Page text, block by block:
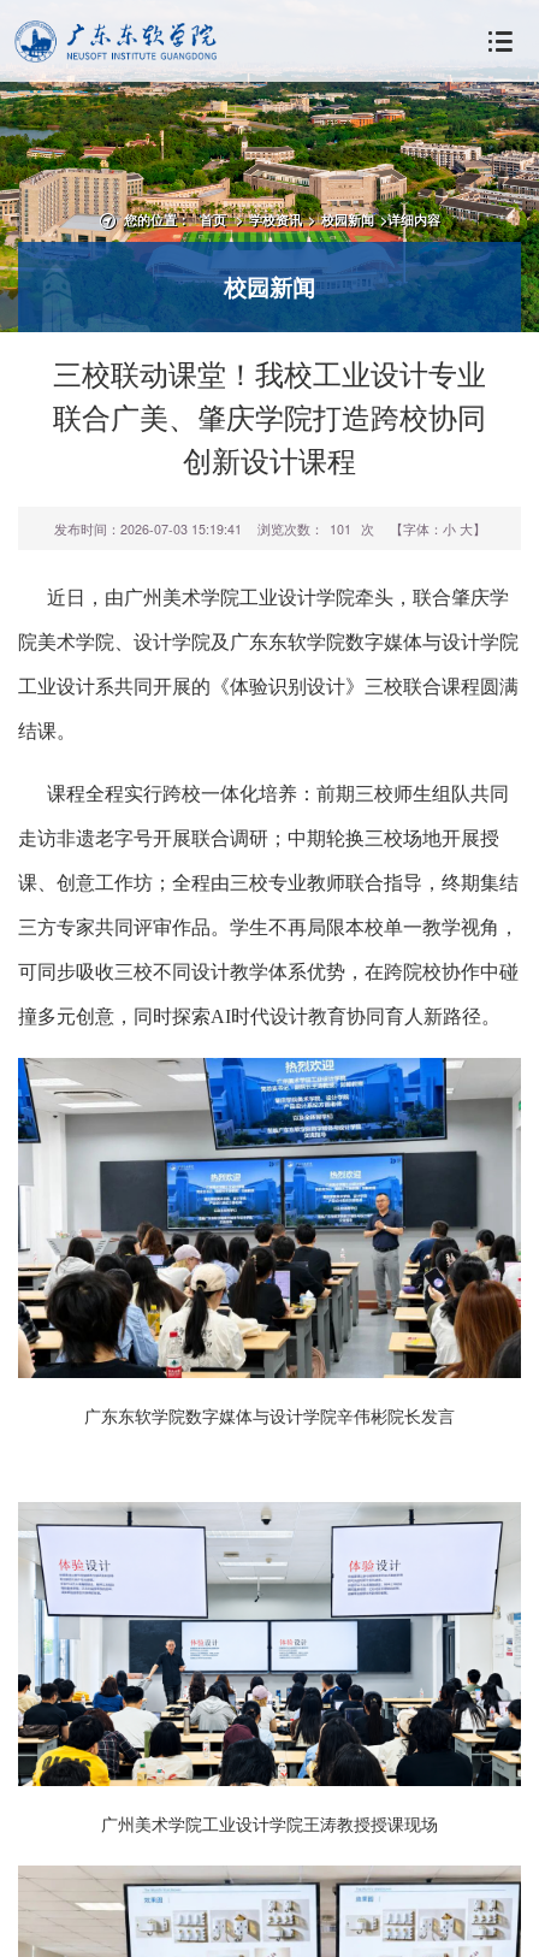
您的位置： 首页 > 学校资讯 > 校园新闻 >详细内容
校园新闻
三校联动课堂！我校工业设计专业
联合广美、肇庆学院打造跨校协同
创新设计课程
发布时间：2026-07-03 15:19:41 浏览次数： 101 次 【字体： 小 大】
近日，由广州美术学院工业设计学院牵头，联合肇庆学
院美术学院、设计学院及广东东软学院数字媒体与设计学院
工业设计系共同开展的《体验识别设计》三校联合课程圆满
结课。
课程全程实行跨校一体化培养：前期三校师生组队共同
走访非遗老字号开展联合调研；中期轮换三校场地开展授
课、创意工作坊；全程由三校专业教师联合指导，终期集结
三方专家共同评审作品。学生不再局限本校单一教学视角，
可同步吸收三校不同设计教学体系优势，在跨院校协作中碰
撞多元创意，同时探索AI时代设计教育协同育人新路径。
广东东软学院数字媒体与设计学院辛伟彬院长发言
广州美术学院工业设计学院王涛教授授课现场